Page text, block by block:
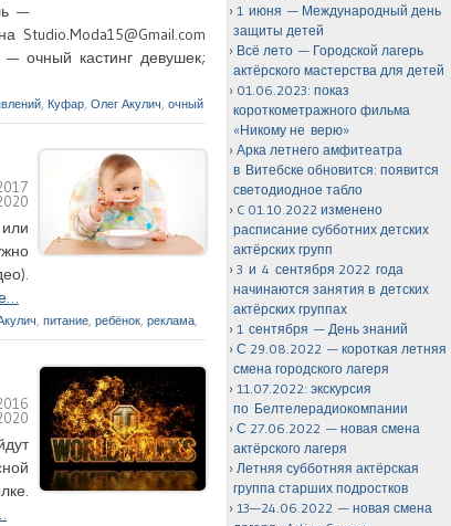
—
Studio.Moda15@Gmail.com
очный кастинг девушек;
, Куфар, Олег Акулич, очный
, питание, ребёнок, реклама,
1 июня — Международный день
защиты детей
Всё лето — Городской лагерь
актёрского мастерства для детей
01.06.2023: показ
короткометражного фильма
«Никому не верю»
Арка летнего амфитеатра
в Витебске обновится: появится
светодиодное табло
C 01.10.2022 изменено
расписание субботних детских
актёрских групп
3 и 4 сентября 2022 года
начинаются занятия в детских
актёрских группах
1 сентября — День знаний
С 29.08.2022 — короткая летняя
смена городского лагеря
11.07.2022: экскурсия
по Белтелерадиокомпании
С 27.06.2022 — новая смена
актёрского лагеря
Летняя субботняя актёрская
группа старших подростков
13—24.06.2022 — новая смена